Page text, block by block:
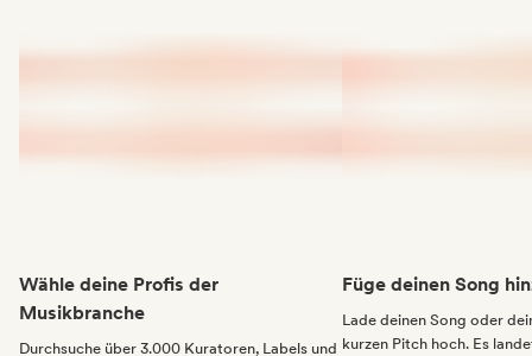
Wähle deine Profis der
Musikbranche
Durchsuche über 3.000 Kuratoren, Labels und
Füge deinen Song
Lade deinen Song oder
kurzen Pitch hoch. Es